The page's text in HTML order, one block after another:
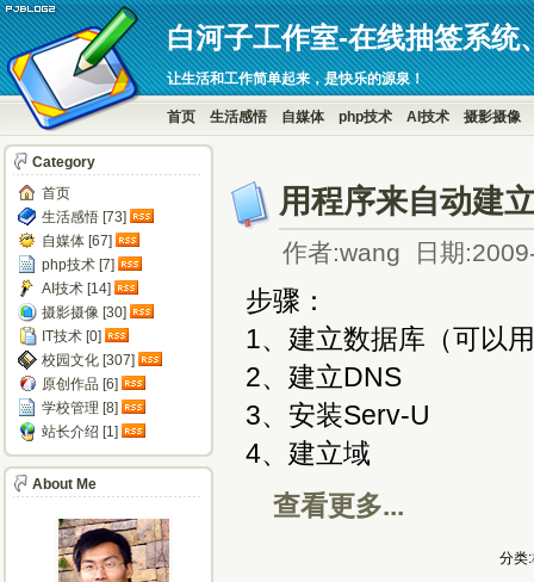
白河子工作室-在线抽签系统
让生活和工作简单起来，是快乐的源泉！
首页 生活感悟 自媒体 php技术 AI技术 摄影摄像
用程序来自动建
作者:wang 日期
步骤：
1、建立数据库（可以
2、建立DNS
3、安装Serv-U
4、建立域
查看更多...
分类:
Category
首页
生活感悟 [73]
自媒体 [67]
php技术 [7]
AI技术 [14]
摄影摄像 [30]
IT技术 [0]
校园文化 [307]
原创作品 [6]
学校管理 [8]
站长介绍 [1]
About Me